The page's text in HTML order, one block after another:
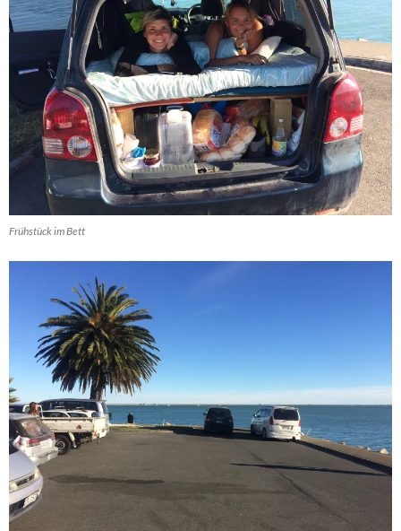
Frühstück im Bett